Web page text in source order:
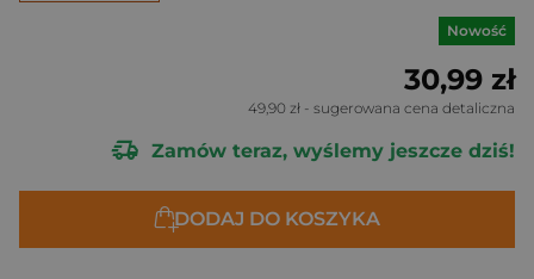
Nowość
30,99 zł
49,90 zł - sugerowana cena detaliczna
Zamów teraz, wyślemy jeszcze dziś!
DODAJ DO KOSZYKA